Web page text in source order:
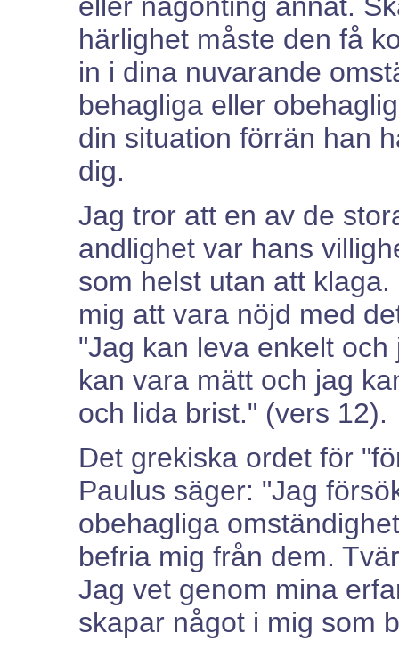
härlighet måste den få
in i dina nuvarande
behagliga eller
din situation förrän han
dig.
Jag tror att en av de
andlighet var hans
som helst utan att
mig att vara nöjd med
"Jag kan leva enkelt
kan vara mätt och jag
och lida brist." (vers 12).
Det grekiska ordet för
Paulus säger: "Jag
obehagliga
befria mig från dem.
Jag vet genom mina
skapar något i mig som